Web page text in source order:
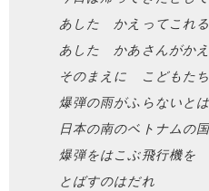
あした かえってこれ
あした かあさんがか
そのまえに こどもた
爆弾の雨がふらないと
日本の南のベトナムの
爆弾をはこぶ飛行機を
とばすのはだれ